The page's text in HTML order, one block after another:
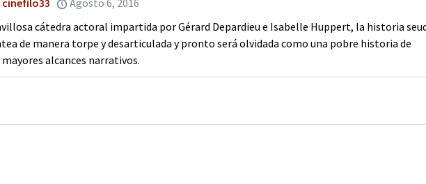
cátedra actoral impartida por Gérard Depardieu e Isabelle Huppert, la historia
de manera torpe y desarticulada y pronto será olvidada como una pobre historia de
alcances narrativos.